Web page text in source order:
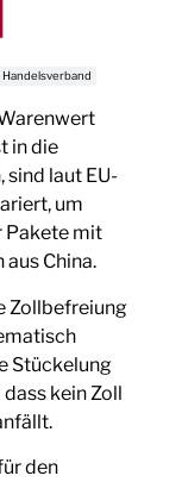
in die
laut EU-
um
Pakete mit
China.
Zollbefreiung
Stückelung
kein Zoll
den